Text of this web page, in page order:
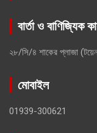
বার্তা ও বাণিজ্যিক
২৮/সি/৪ শাকের প্লাজা
মোবাইল
01939-300621